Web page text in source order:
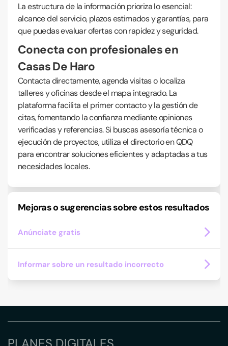
La estructura de la información prioriza lo esencial:
alcance del servicio, plazos estimados y garantías, para
que puedas evaluar ofertas con rapidez y seguridad.
Conecta con profesionales en
Casas De Haro
Contacta directamente, agenda visitas o localiza
talleres y oficinas desde el mapa integrado. La
plataforma facilita el primer contacto y la gestión de
citas, fomentando la confianza mediante opiniones
verificadas y referencias. Si buscas asesoría técnica o
ejecución de proyectos, utiliza el directorio en QDQ
para encontrar soluciones eficientes y adaptadas a tus
necesidades locales.
Mejoras o sugerencias sobre estos resultados
Anúnciate gratis
Informar sobre un resultado incorrecto